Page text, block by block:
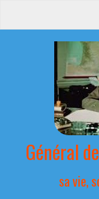
Général
sa vie,